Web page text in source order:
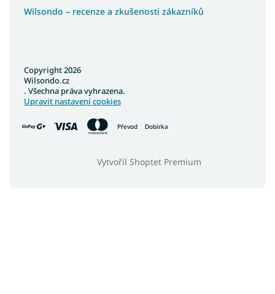
Wilsondo – recenze a zkušenosti zákazníků
Převod Dobírka
Vytvořil Shoptet Premium
Copyright 2026
Wilsondo.cz
. Všechna práva vyhrazena.
Upravit nastavení cookies